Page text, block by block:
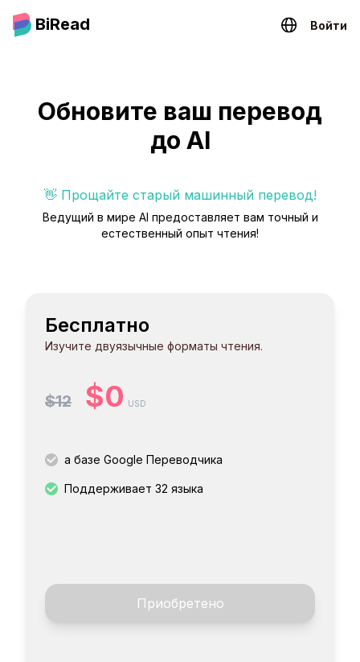
BiRead Войти
Обновите ваш перевод
до AI
👋 Прощайте старый машинный перевод!
Ведущий в мире AI предоставляет вам точный и
естественный опыт чтения!
Бесплатно
Изучите двуязычные форматы чтения.
$12 $0 USD
а базе Google Переводчика
Поддерживает 32 языка
Приобретено